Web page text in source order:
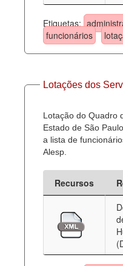
Etiquetas:
funcionários
Lotações dos
Lotação do Quadro
Estado de São
a lista de
Alesp.
Recursos